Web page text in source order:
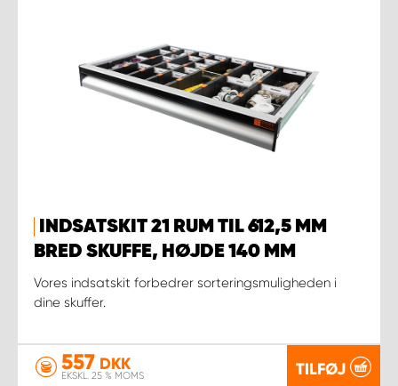
INDSATSKIT 21 RUM TIL 612,5 MM
BRED SKUFFE, HØJDE 140 MM
Vores indsatskit forbedrer sorteringsmuligheden i
dine skuffer.
557 DKK
EKSKL. 25 % MOMS TILFØJ